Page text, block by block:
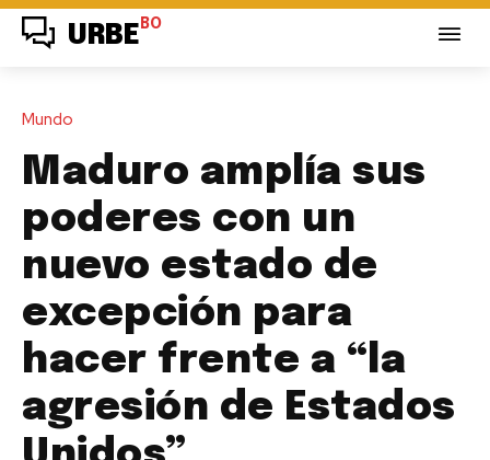
URBE BO
Mundo
Maduro amplía sus
poderes con un
nuevo estado de
excepción para
hacer frente a “la
agresión de Estados